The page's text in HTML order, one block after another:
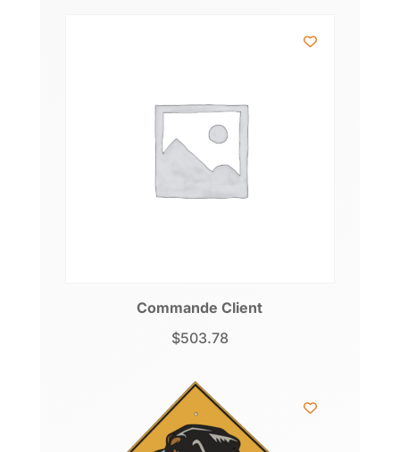
Commande Client
$503.78